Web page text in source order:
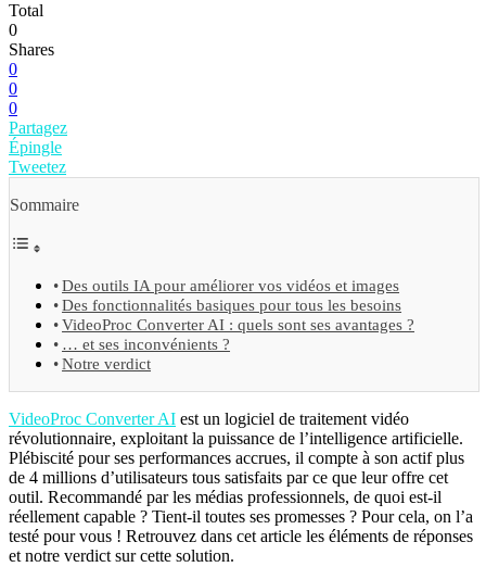
Total
0
Shares
0
0
0
Partagez
Épingle
Tweetez
Sommaire
​​Des outils IA pour améliorer vos vidéos et images
Des fonctionnalités basiques pour tous les besoins
VideoProc Converter AI : quels sont ses avantages ?
… et ses inconvénients ?
Notre verdict
VideoProc Converter AI est un logiciel de traitement vidéo
révolutionnaire, exploitant la puissance de l’intelligence artificielle.
Plébiscité pour ses performances accrues, il compte à son actif plus
de 4 millions d’utilisateurs tous satisfaits par ce que leur offre cet
outil. Recommandé par les médias professionnels, de quoi est-il
réellement capable ? Tient-il toutes ses promesses ? Pour cela, on l’a
testé pour vous ! Retrouvez dans cet article les éléments de réponses
et notre verdict sur cette solution.